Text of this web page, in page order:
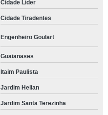
Cidade Líder
Cidade Tiradentes
Engenheiro Goulart
Guaianases
Itaim Paulista
Jardim Helian
Jardim Santa Terezinha